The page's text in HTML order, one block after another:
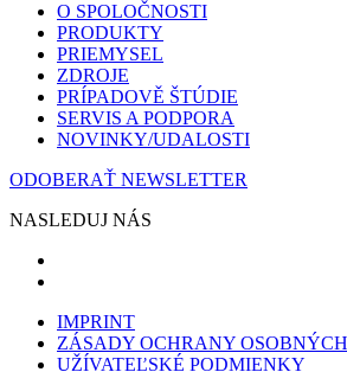
O SPOLOČNOSTI
PRODUKTY
PRIEMYSEL
ZDROJE
PRÍPADOVĚ ŠTÚDIE
SERVIS A PODPORA
NOVINKY/UDALOSTI
ODOBERAŤ NEWSLETTER
NASLEDUJ NÁS
IMPRINT
ZÁSADY OCHRANY
UŽÍVATEĽSKÉ PODMIENKY